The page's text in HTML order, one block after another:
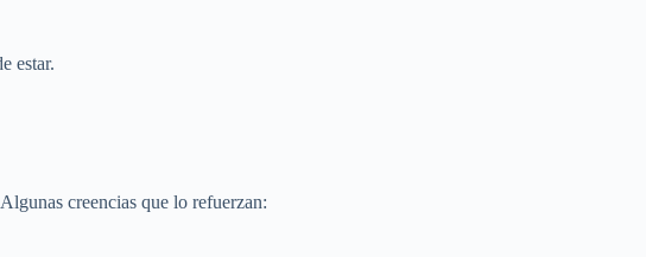
estar.
creencias que lo refuerzan: